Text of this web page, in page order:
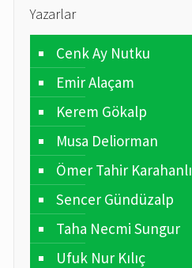
Yazarlar
Cenk Ay Nutku
Emir Alaçam
Kerem Gökalp
Musa Deliorman
Ömer Tahir Karahanlı
Sencer Gündüzalp
Taha Necmi Sungur
Ufuk Nur Kılıç